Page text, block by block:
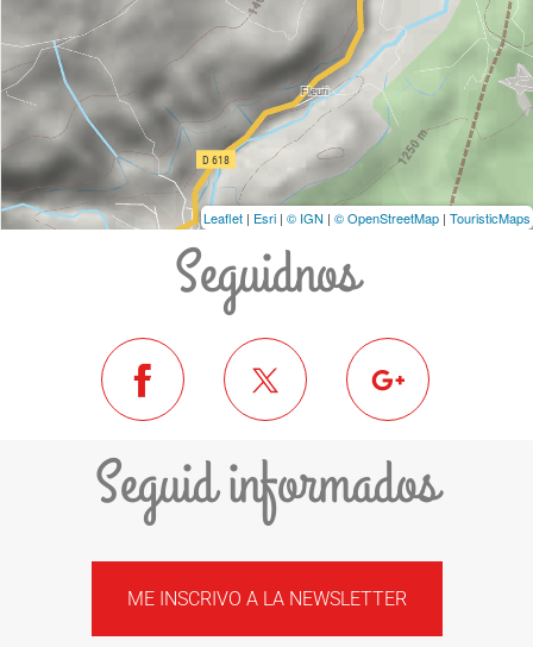
Leaflet | Esri | © IGN | © OpenStreetMap | TouristicMaps
Seguidnos
Seguid informados
ME INSCRIVO A LA NEWSLETTER